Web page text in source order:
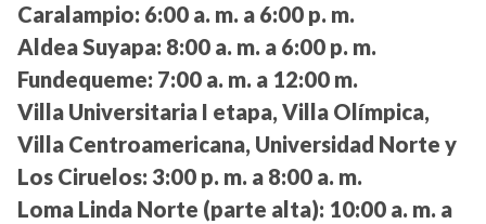
Caralampio: 6:00 a. m. a 6:00 p. m.
Aldea Suyapa: 8:00 a. m. a 6:00 p. m.
Fundequeme: 7:00 a. m. a 12:00 m.
Villa Universitaria I etapa, Villa Olímpica,
Villa Centroamericana, Universidad Norte y
Los Ciruelos: 3:00 p. m. a 8:00 a. m.
Loma Linda Norte (parte alta): 10:00 a. m. a